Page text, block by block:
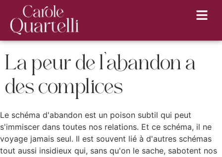
La peur de l’abandon a
des complices
Le schéma d'abandon est un poison subtil qui peut
s'immiscer dans toutes nos relations. Et ce schéma, il ne
voyage jamais seul. Il est souvent lié à d'autres schémas
tout aussi insidieux qui, sans qu'on le sache, sabotent nos